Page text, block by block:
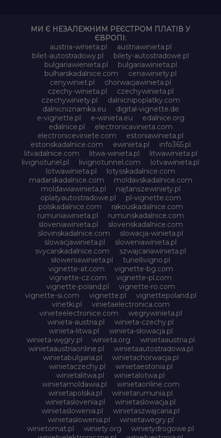
МИ Є НЕЗАЛЕЖНИМ РЕЄСТРОМ ПЛАТІВ У
ЄВРОПІ:
austria-winieta.pl
austriawinieta.pl
bilet-autostradowy.pl
bilety-autostradowe.pl
bulgariawienieta.pl
bulgariawinieta.pl
bulharskadalnice.com
cenawiniety.pl
cenywiniet.pl
chorwacjawinieta.pl
czechy-winieta.pl
czechywinieta.pl
czechywiniety.pl
dalnicnipoplatky.com
dalnicniznamka.eu
digital-vignette.de
e-vignette.pl
e-winieta.eu
edalnice.org
edalnice.pl
electronicavinieta.com
electroniceviniete.com
estoniawinieta.pl
estonskadalnice.com
ewinieta.pl
info365.pl
litvadalnice.com
litwa-winieta.pl
litwawinieta.pl
livignotunel.pl
livignotunnel.com
lotvawinieta.pl
lotwawinieta.pl
lotysskadalnice.com
madarskadalnice.com
moldavskadalnice.com
moldawiawinieta.pl
najtanszewiniety.pl
oplatyautostradowe.pl
pl-vignette.com
polskadalnice.com
rakouskadalnice.com
rumuniawinieta.pl
rumunskadalnice.com
sloveniawinieta.pl
slovenskadalnice.com
slovinskadalnice.com
slowacja-winieta.pl
slowacjawinieta.pl
sloweniawinieta.pl
svycarskadalnice.com
szwajcariawinieta.pl
słoweniawinieta.pl
tunellivigno.pl
vignette-at.com
vignette-bg.com
vignette-cz.com
vignette-pl.com
vignette-poland.pl
vignette-ro.com
vignette-si.com
vignette.pl
vignettepoland.pl
vinetki.pl
vinietaelectronica.com
vinieteelectronice.com
wegrywinieta.pl
winieta-austria.pl
winieta-czechy.pl
winieta-litwa.pl
winieta-słowacja.pl
winieta-węgry.pl
winieta.org
winietaaustria.pl
winietaaustriaonline.pl
winietaautostradowa.pl
winietabulgaria.pl
winietachorwacja.pl
winietaczechy.pl
winietaestonia.pl
winietalitwa.pl
winietalotwa.pl
winietamoldawia.pl
winietaonline.com
winietapolska.pl
winietarumunia.pl
winietaslovenia.pl
winietaslowacja.pl
winietaslowenia.pl
winietaszwajcaria.pl
winietasłowenia.pl
winietawegry.pl
winietomat.pl
winiety.org
winietydrogowe.pl